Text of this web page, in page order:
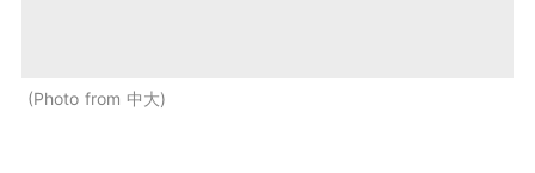
Photo from 中大